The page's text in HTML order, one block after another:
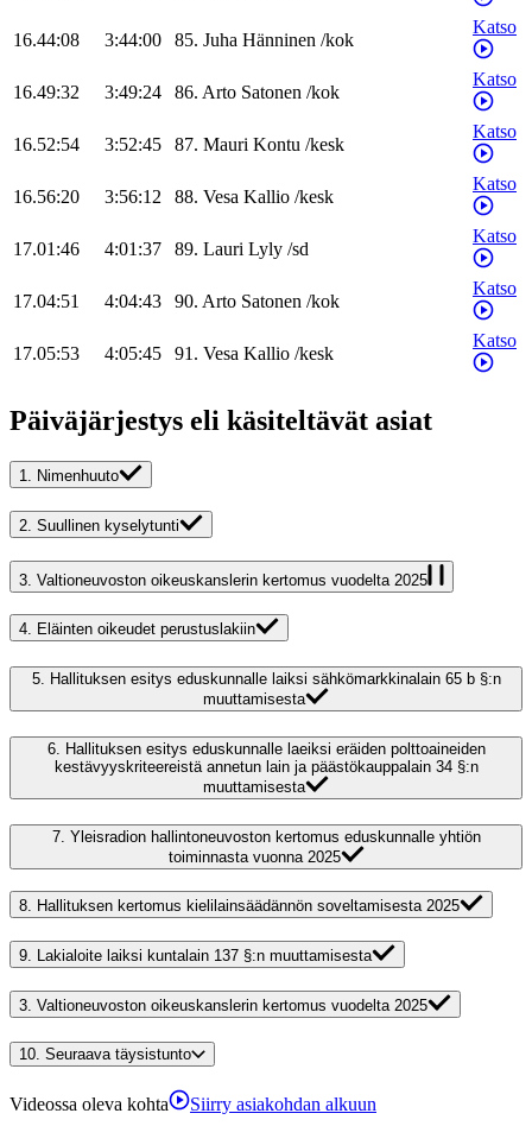
16.44:08 3:44:00 85. Juha Hänninen /kok
Katso
16.49:32 3:49:24 86. Arto Satonen /kok
Katso
16.52:54 3:52:45 87. Mauri Kontu /kesk
Katso
16.56:20 3:56:12 88. Vesa Kallio /kesk
Katso
17.01:46 4:01:37 89. Lauri Lyly /sd
Katso
17.04:51 4:04:43 90. Arto Satonen /kok
Katso
17.05:53 4:05:45 91. Vesa Kallio /kesk
Katso
Päiväjärjestys eli käsiteltävät asiat
1. Nimenhuuto
2. Suullinen kyselytunti
3. Valtioneuvoston oikeuskanslerin kertomus vuodelta 2025
4. Eläinten oikeudet perustuslakiin
5. Hallituksen esitys eduskunnalle laiksi sähkömarkkinalain 65 b §:n
muuttamisesta
6.
Hallituksen esitys eduskunnalle laeiksi eräiden polttoaineiden
kestävyyskriteereistä annetun lain ja päästökauppalain 34 §:n
muuttamisesta
7. Yleisradion hallintoneuvoston kertomus eduskunnalle yhtiön
toiminnasta vuonna 2025
8. Hallituksen kertomus kielilainsäädännön soveltamisesta 2025
9. Lakialoite laiksi kuntalain 137 §:n muuttamisesta
3. Valtioneuvoston oikeuskanslerin kertomus vuodelta 2025
10. Seuraava täysistunto
Videossa oleva kohta Siirry asiakohdan alkuun